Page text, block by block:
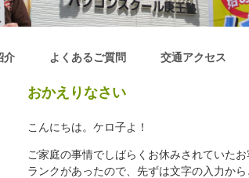
介 よくあるご質問 交通アクセス
おかえりなさい
こんにちは。ケロ子よ！
ご家庭の事情でしばらくお休みされていた
ランクがあったので、先ずは文字の入力か